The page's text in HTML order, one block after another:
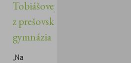
Tobiášovej
z prešovského
gymnázia
„Na